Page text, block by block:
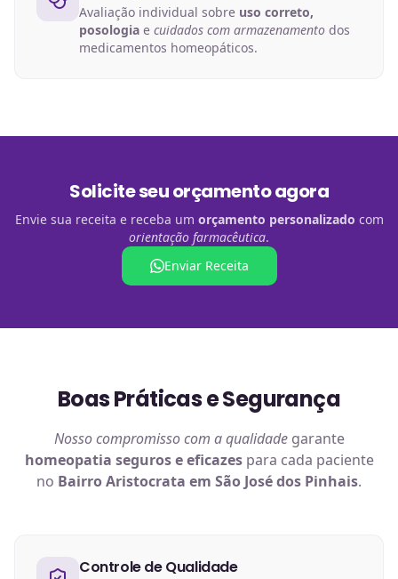
Avaliação individual sobre uso correto,
posologia e cuidados com armazenamento dos
medicamentos homeopáticos.
Solicite seu orçamento agora
Envie sua receita e receba um orçamento personalizado com
orientação farmacêutica.
Enviar Receita
Boas Práticas e Segurança
Nosso compromisso com a qualidadegarante
homeopatia seguros e eficazespara cada paciente
no Bairro Aristocrata em São José dos Pinhais.
Controle de Qualidade